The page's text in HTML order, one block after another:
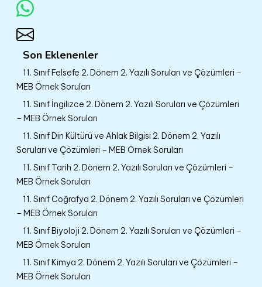
Son Eklenenler
11. Sınıf Felsefe 2. Dönem 2. Yazılı Soruları ve Çözümleri –
MEB Örnek Soruları
11. Sınıf İngilizce 2. Dönem 2. Yazılı Soruları ve Çözümleri
– MEB Örnek Soruları
11. Sınıf Din Kültürü ve Ahlak Bilgisi 2. Dönem 2. Yazılı
Soruları ve Çözümleri – MEB Örnek Soruları
11. Sınıf Tarih 2. Dönem 2. Yazılı Soruları ve Çözümleri –
MEB Örnek Soruları
11. Sınıf Coğrafya 2. Dönem 2. Yazılı Soruları ve Çözümleri
– MEB Örnek Soruları
11. Sınıf Biyoloji 2. Dönem 2. Yazılı Soruları ve Çözümleri –
MEB Örnek Soruları
11. Sınıf Kimya 2. Dönem 2. Yazılı Soruları ve Çözümleri –
MEB Örnek Soruları